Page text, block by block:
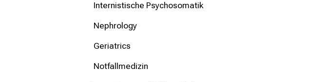
Internistische Psychosomatik
Nephrology
Geriatrics
Notfallmedizin